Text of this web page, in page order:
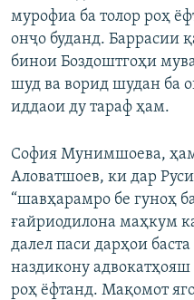
мурофиа ба толор роҳ
онҷо буданд. Баррасии
бинои Боздоштгоҳи
шуд ва ворид шудан ба
иддаои ду тараф ҳам.
София Мунимшоева,
Аловатшоев, ки дар
“шавҳарамро бе гуноҳ
ғайриодилона маҳкум
далел паси дарҳои
наздикону
роҳ ёфтанд. Мақомот